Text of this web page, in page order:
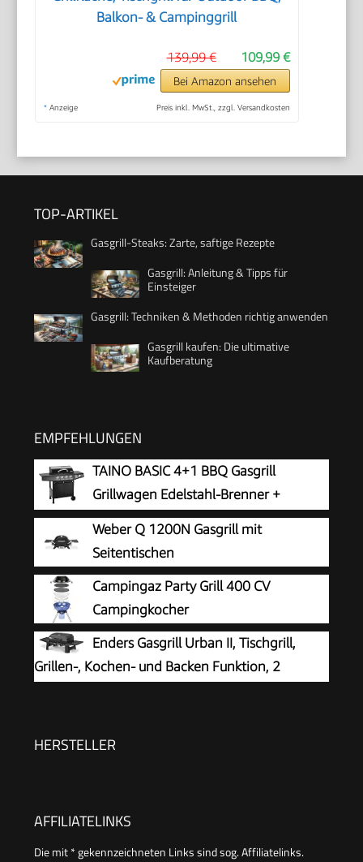
Balkon- & Campinggrill
109,99 €
139,99 €
Bei Amazon ansehen
* Anzeige Preis inkl. MwSt., zzgl. Versandkosten
TOP-ARTIKEL
Gasgrill-Steaks: Zarte, saftige Rezepte
Gasgrill: Anleitung & Tipps für
Einsteiger
Gasgrill: Techniken & Methoden richtig anwenden
Gasgrill kaufen: Die ultimative
Kaufberatung
EMPFEHLUNGEN
TAINO BASIC 4+1 BBQ Gasgrill
Grillwagen Edelstahl-Brenner +
Seitenkocher Grill TÜV (BASIC 4+1
Gasgrill)
Weber Q 1200N Gasgrill mit
Seitentischen
Campingaz Party Grill 400 CV
Campingkocher
Enders Gasgrill Urban II, Tischgrill,
Grillen-, Kochen- und Backen Funktion, 2
Gusseisen-Rost #2070
HERSTELLER
AFFILIATELINKS
Die mit * gekennzeichneten Links sind sog. Affiliatelinks.